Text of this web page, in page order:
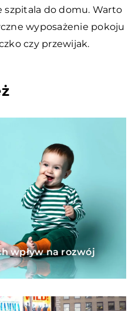
szpitala do domu. Warto
wyposażenie pokoju
czy przewijak.
wpływ na rozwój